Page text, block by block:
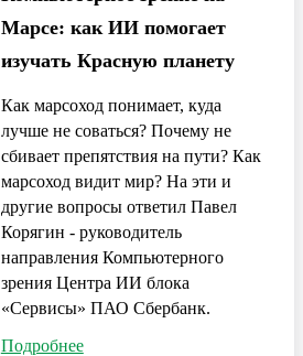
Марсе: как ИИ помогает
изучать Красную планету
Как марсоход понимает, куда
лучше не соваться? Почему не
сбивает препятствия на пути? Как
марсоход видит мир? На эти и
другие вопросы ответил Павел
Корягин - руководитель
направления Компьютерного
зрения Центра ИИ блока
«Cервисы» ПАО Сбербанк.
Подробнее